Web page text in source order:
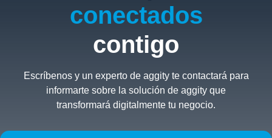
conectados
contigo
Escríbenos y un experto de aggity te contactará para
informarte sobre la solución de aggity que
transformará digitalmente tu negocio.